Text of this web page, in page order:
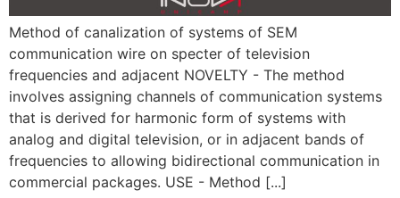
Method of canalization of systems of SEM
communication wire on specter of television
frequencies and adjacent NOVELTY - The method
involves assigning channels of communication systems
that is derived for harmonic form of systems with
analog and digital television, or in adjacent bands of
frequencies to allowing bidirectional communication in
commercial packages. USE - Method [...]